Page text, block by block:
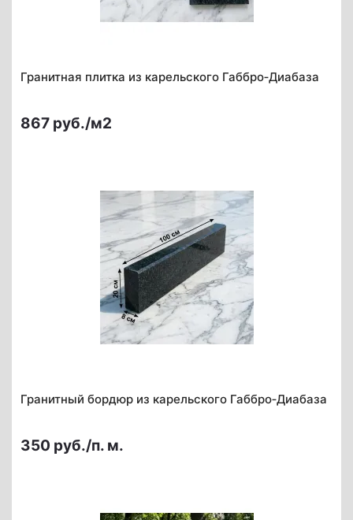
Гранитная плитка из карельского Габбро‑Диабаза
867 руб./м2
Гранитный бордюр из карельского Габбро‑Диабаза
350 руб./п. м.